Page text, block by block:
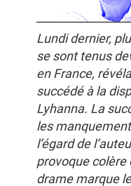
Lundi dernier,
se sont tenus
en France,
succédé à la
Lyhanna. La
les
l’égard de
provoque colère
drame marque